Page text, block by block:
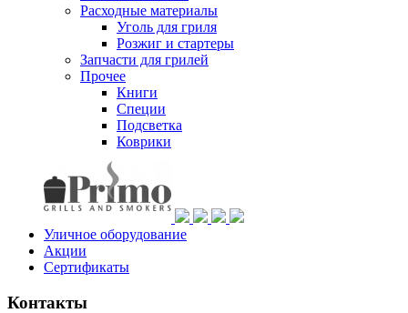
Расходные материалы
Уголь для гриля
Розжиг и стартеры
Запчасти для грилей
Прочее
Книги
Специи
Подсветка
Коврики
Уличное оборудование
Акции
Сертификаты
Контакты